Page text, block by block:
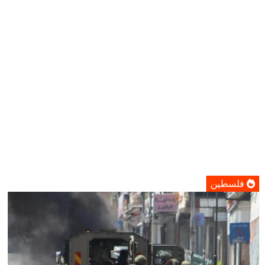
فلسطين